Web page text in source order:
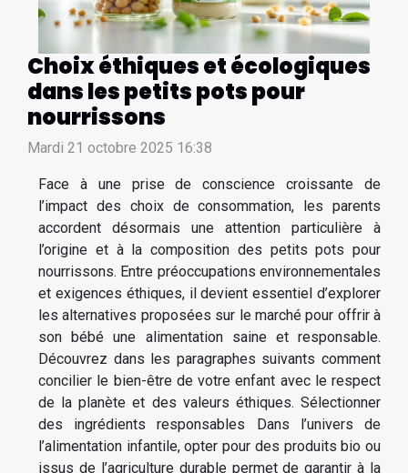
Choix éthiques et écologiques
dans les petits pots pour
nourrissons
Mardi 21 octobre 2025 16:38
Face à une prise de conscience croissante de
l’impact des choix de consommation, les parents
accordent désormais une attention particulière à
l’origine et à la composition des petits pots pour
nourrissons. Entre préoccupations environnementales
et exigences éthiques, il devient essentiel d’explorer
les alternatives proposées sur le marché pour offrir à
son bébé une alimentation saine et responsable.
Découvrez dans les paragraphes suivants comment
concilier le bien-être de votre enfant avec le respect
de la planète et des valeurs éthiques. Sélectionner
des ingrédients responsables Dans l’univers de
l’alimentation infantile, opter pour des produits bio ou
issus de l’agriculture durable permet de garantir à la